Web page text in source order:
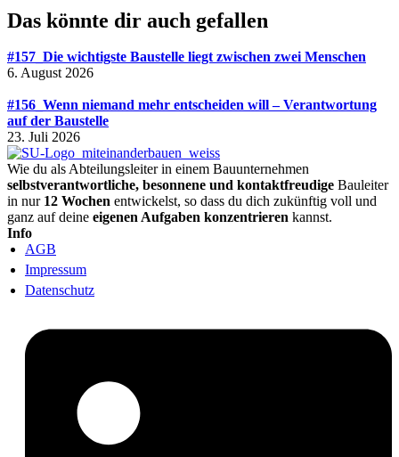
Das könnte dir auch gefallen
#157_Die wichtigste Baustelle liegt zwischen zwei Menschen
6. August 2026
#156_Wenn niemand mehr entscheiden will – Verantwortung
auf der Baustelle
23. Juli 2026
Wie du als Abteilungsleiter in einem Bauunternehmen
selbstverantwortliche, besonnene und kontaktfreudige Bauleiter
in nur 12 Wochen entwickelst, so dass du dich zukünftig voll und
ganz auf deine eigenen Aufgaben konzentrieren kannst.
Info
AGB
Impressum
Datenschutz